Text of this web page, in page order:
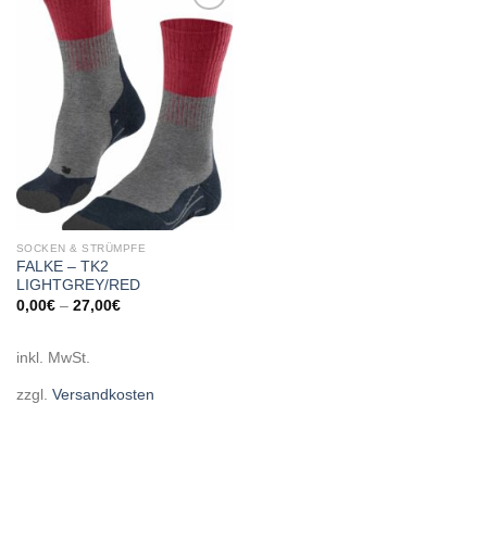
Add to
wishlist
SOCKEN & STRÜMPFE
FALKE – TK2
LIGHTGREY/RED
0,00€– 27,00€
inkl. MwSt.
zzgl. Versandkosten